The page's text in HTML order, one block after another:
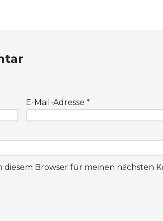
E-Mail-Adresse*
diesem Browser für meinen nächsten